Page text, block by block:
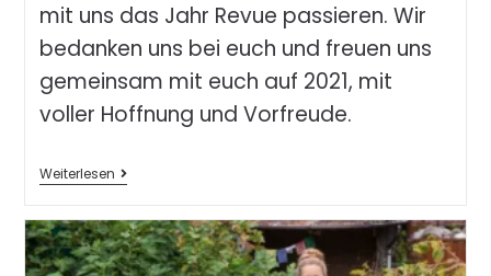
mit uns das Jahr Revue passieren. Wir
bedanken uns bei euch und freuen uns
gemeinsam mit euch auf 2021, mit
voller Hoffnung und Vorfreude.
Weiterlesen